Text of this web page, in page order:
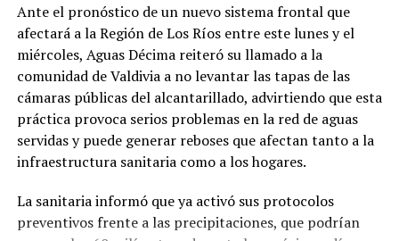
«Buscamos entregar las herramientas necesarias para
que sus equipos puedan desempeñar sus funciones en
mejores condiciones, considerando que se trata de un
servicio con una dotación acotada y que requiere un
importante respaldo para cumplir su labor», indicó.
Desde el Consejo Regional también destacaron la
importancia de dotar al organismo de mejores
herramientas para el desarrollo de sus funciones.
El consejero regional Ariel Muñoz afirmó que la
Ante el pronóstico de un nuevo sistema frontal que
afectará a la Región de Los Ríos entre este lunes y el
miércoles, Aguas Décima reiteró su llamado a la
comunidad de Valdivia a no levantar las tapas de las
cámaras públicas del alcantarillado, advirtiendo que esta
práctica provoca serios problemas en la red de aguas
servidas y puede generar reboses que afectan tanto a la
infraestructura sanitaria como a los hogares.
La sanitaria informó que ya activó sus protocolos
preventivos frente a las precipitaciones, que podrían